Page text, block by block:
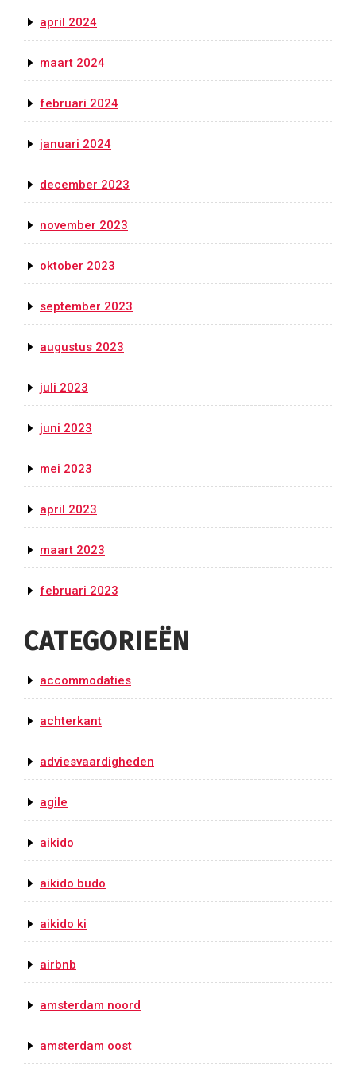
april 2024
maart 2024
februari 2024
januari 2024
december 2023
november 2023
oktober 2023
september 2023
augustus 2023
juli 2023
juni 2023
mei 2023
april 2023
maart 2023
februari 2023
CATEGORIEËN
accommodaties
achterkant
adviesvaardigheden
agile
aikido
aikido budo
aikido ki
airbnb
amsterdam noord
amsterdam oost